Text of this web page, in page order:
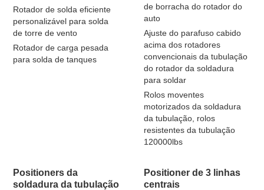
Rotador de solda eficiente
personalizável para solda
de torre de vento
Rotador de carga pesada
para solda de tanques
de borracha do rotador do
auto
Ajuste do parafuso cabido
acima dos rotadores
convencionais da tubulação
do rotador da soldadura
para soldar
Rolos moventes
motorizados da soldadura
da tubulação, rolos
resistentes da tubulação
120000lbs
Positioners da
soldadura da tubulação
Positioner de 3 linhas
centrais